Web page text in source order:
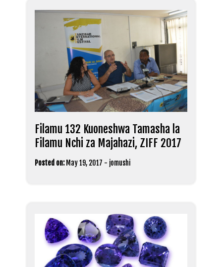
Filamu 132 Kuoneshwa Tamasha la
Filamu Nchi za Majahazi, ZIFF 2017
Posted on: May 19, 2017 - jomushi